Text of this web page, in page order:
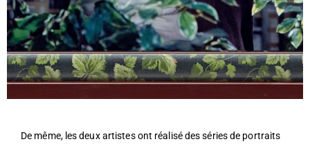
De même, les deux artistes ont réalisé des séries de portraits